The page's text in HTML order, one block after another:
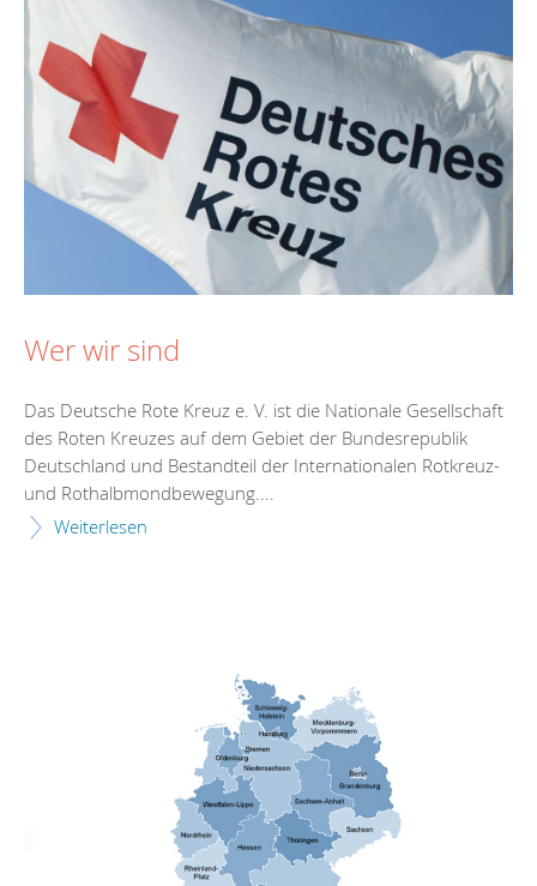
Wer wir sind
Das Deutsche Rote Kreuz e. V. ist die Nationale Gesellschaft
des Roten Kreuzes auf dem Gebiet der Bundesrepublik
Deutschland und Bestandteil der Internationalen Rotkreuz-
und Rothalbmondbewegung....
Weiterlesen